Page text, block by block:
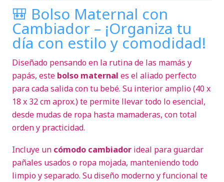
🎒 Bolso Maternal con
Cambiador – ¡Organiza tu
día con estilo y comodidad!
Diseñado pensando en la rutina de las mamás y
papás, este bolso maternal es el aliado perfecto
para cada salida con tu bebé. Su interior amplio (40 x
18 x 32 cm aprox.) te permite llevar todo lo esencial,
desde mudas de ropa hasta mamaderas, con total
orden y practicidad.
Incluye un cómodo cambiador ideal para guardar
pañales usados o ropa mojada, manteniendo todo
limpio y separado. Su diseño moderno y funcional te